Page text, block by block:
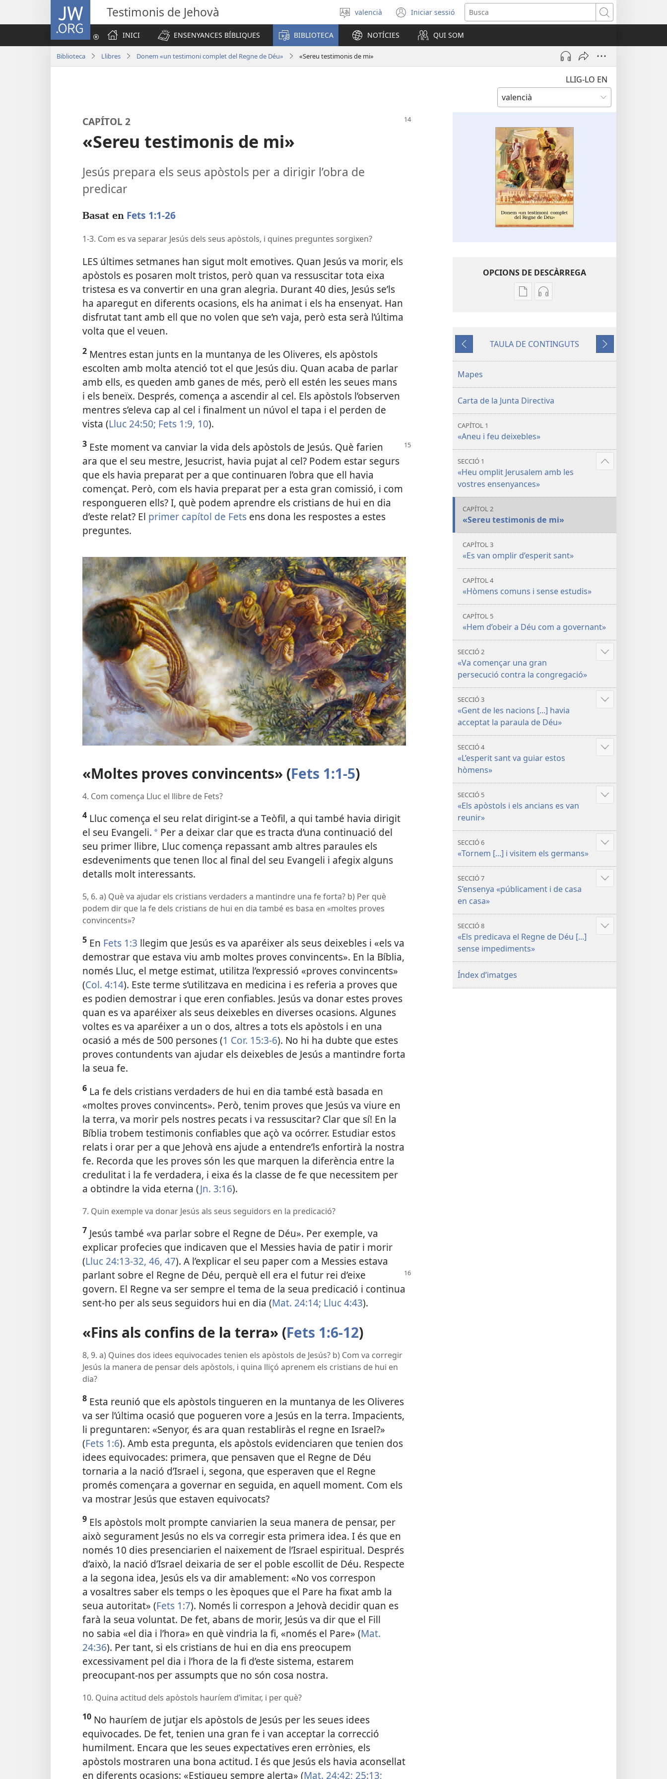
JW.ORG Testimonis de Jehovà
Seleccionar
un
idioma
valencià Iniciar sessió
(obri
en
una
finestra
Busca
INICI
ENSENYANCES BÍBLIQUES BIBLIOTECA NOTÍCIES QUI SOM
Biblioteca Llibres Donem «un testimoni complet del Regne de Déu» «Sereu testimonis de mi»
LLIG-LO EN
CAPÍTOL 2
«Sereu testimonis de mi»
Jesús prepara els seus apòstols per a dirigir l’obra de
predicar
Basat en Fets 1:1-26
1-3. Com es va separar Jesús dels seus apòstols, i quines preguntes sorgixen?
LES últimes setmanes han sigut molt emotives. Quan Jesús va morir, els
apòstols es posaren molt tristos, però quan va ressuscitar tota eixa
tristesa es va convertir en una gran alegria. Durant 40 dies, Jesús se’ls
ha aparegut en diferents ocasions, els ha animat i els ha ensenyat. Han
disfrutat tant amb ell que no volen que se’n vaja, però esta serà l’última
volta que el veuen.
2 Mentres estan junts en la muntanya de les Oliveres, els apòstols
escolten amb molta atenció tot el que Jesús diu. Quan acaba de parlar
amb ells, es queden amb ganes de més, però ell estén les seues mans
i els beneïx. Després, comença a ascendir al cel. Els apòstols l’observen
mentres s’eleva cap al cel i finalment un núvol el tapa i el perden de
vista (Lluc 24:50; Fets 1:9, 10).
3 Este moment va canviar la vida dels apòstols de Jesús. Què farien
ara que el seu mestre, Jesucrist, havia pujat al cel? Podem estar segurs
que els havia preparat per a que continuaren l’obra que ell havia
començat. Però, com els havia preparat per a esta gran comissió, i com
respongueren ells? I, què podem aprendre els cristians de hui en dia
d’este relat? El primer capítol de Fets ens dona les respostes a estes
preguntes.
«Moltes proves convincents» (Fets 1:1-5)
4. Com comença Lluc el llibre de Fets?
4 Lluc comença el seu relat dirigint-se a Teòfil, a qui també havia dirigit
el seu Evangeli. a Per a deixar clar que es tracta d’una continuació del
seu primer llibre, Lluc comença repassant amb altres paraules els
esdeveniments que tenen lloc al final del seu Evangeli i afegix alguns
detalls molt interessants.
5, 6. a) Què va ajudar els cristians verdaders a mantindre una fe forta? b) Per què
podem dir que la fe dels cristians de hui en dia també es basa en «moltes proves
convincents»?
5 En Fets 1:3 llegim que Jesús es va aparéixer als seus deixebles i «els va
demostrar que estava viu amb moltes proves convincents». En la Bíblia,
només Lluc, el metge estimat, utilitza l’expressió «proves convincents»
(Col. 4:14). Este terme s’utilitzava en medicina i es referia a proves que
es podien demostrar i que eren confiables. Jesús va donar estes proves
quan es va aparéixer als seus deixebles en diverses ocasions. Algunes
voltes es va aparéixer a un o dos, altres a tots els apòstols i en una
ocasió a més de 500 persones (1 Cor. 15:3-6). No hi ha dubte que estes
proves contundents van ajudar els deixebles de Jesús a mantindre forta
la seua fe.
6 La fe dels cristians verdaders de hui en dia també està basada en
«moltes proves convincents». Però, tenim proves que Jesús va viure en
la terra, va morir pels nostres pecats i va ressuscitar? Clar que sí! En la
Bíblia trobem testimonis confiables que açò va ocórrer. Estudiar estos
relats i orar per a que Jehovà ens ajude a entendre’ls enfortirà la nostra
fe. Recorda que les proves són les que marquen la diferència entre la
credulitat i la fe verdadera, i eixa és la classe de fe que necessitem per
a obtindre la vida eterna (Jn. 3:16).
7. Quin exemple va donar Jesús als seus seguidors en la predicació?
7 Jesús també «va parlar sobre el Regne de Déu». Per exemple, va
explicar profecies que indicaven que el Messies havia de patir i morir
(Lluc 24:13-32, 46, 47). A l’explicar el seu paper com a Messies estava
parlant sobre el Regne de Déu, perquè ell era el futur rei d’eixe
govern. El Regne va ser sempre el tema de la seua predicació i continua
sent-ho per als seus seguidors hui en dia (Mat. 24:14; Lluc 4:43).
«Fins als confins de la terra» (Fets 1:6-12)
8, 9. a) Quines dos idees equivocades tenien els apòstols de Jesús? b) Com va corregir
Jesús la manera de pensar dels apòstols, i quina lliçó aprenem els cristians de hui en
dia?
8 Esta reunió que els apòstols tingueren en la muntanya de les Oliveres
va ser l’última ocasió que pogueren vore a Jesús en la terra. Impacients,
li preguntaren: «Senyor, és ara quan restabliràs el regne en Israel?»
(Fets 1:6). Amb esta pregunta, els apòstols evidenciaren que tenien dos
idees equivocades: primera, que pensaven que el Regne de Déu
tornaria a la nació d’Israel i, segona, que esperaven que el Regne
promés començara a governar en seguida, en aquell moment. Com els
va mostrar Jesús que estaven equivocats?
9 Els apòstols molt prompte canviarien la seua manera de pensar, per
això segurament Jesús no els va corregir esta primera idea. I és que en
només 10 dies presenciarien el naixement de l’Israel espiritual. Després
d’això, la nació d’Israel deixaria de ser el poble escollit de Déu. Respecte
a la segona idea, Jesús els va dir amablement: «No vos correspon
a vosaltres saber els temps o les èpoques que el Pare ha fixat amb la
seua autoritat» (Fets 1:7). Només li correspon a Jehovà decidir quan es
farà la seua voluntat. De fet, abans de morir, Jesús va dir que el Fill
no sabia «el dia i l’hora» en què vindria la fi, «només el Pare» (Mat.
24:36). Per tant, si els cristians de hui en dia ens preocupem
excessivament pel dia i l’hora de la fi d’este sistema, estarem
preocupant-nos per assumpts que no són cosa nostra.
10. Quina actitud dels apòstols hauríem d’imitar, i per què?
10 No hauríem de jutjar els apòstols de Jesús per les seues idees
equivocades. De fet, tenien una gran fe i van acceptar la correcció
humilment. Encara que les seues expectatives eren errònies, els
apòstols mostraren una bona actitud. I és que Jesús els havia aconsellat
en diferents ocasions: «Estigueu sempre alerta» (Mat. 24:42; 25:13;
OPCIONS DE DESCÀRREGA
Opcions
la
complet
del
de
Déu»
Opcions
Donem
Regne
de
Anterior
TAULA DE CONTINGUTS
Següent
Mapes
Carta de la Junta Directiva
CAPÍTOL 1
«Aneu i feu deixebles»
SECCIÓ 1
«Heu omplit Jerusalem amb les
vostres ensenyances»
Vore'n
CAPÍTOL 2
«Sereu testimonis de mi»
CAPÍTOL 3
«Es van omplir d’esperit sant»
CAPÍTOL 4
«Hòmens comuns i sense estudis»
CAPÍTOL 5
«Hem d’obeir a Déu com a governant»
SECCIÓ 2
«Va començar una gran
persecució contra la congregació»
Vore'n
SECCIÓ 3
«Gent de les nacions [...] havia
acceptat la paraula de Déu»
Vore'n
SECCIÓ 4
«L’esperit sant va guiar estos
hòmens»
Vore'n
SECCIÓ 5
«Els apòstols i els ancians es van
reunir»
Vore'n
SECCIÓ 6
«Tornem [...] i visitem els germans»
Vore'n
SECCIÓ 7
S’ensenya «públicament i de casa
en casa»
Vore'n
SECCIÓ 8
«Els predicava el Regne de Déu [...]
sense impediments»
Vore'n
Índex d’imatges